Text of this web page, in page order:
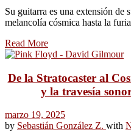
Su guitarra es una extensión de
melancolía cósmica hasta la
Read More
De la Stratocaster al
y la travesía
marzo 19, 2025
by Sebastián González Z. with